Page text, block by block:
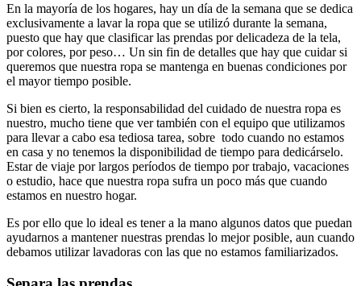
En la mayoría de los hogares, hay un día de la semana que se dedica
exclusivamente a lavar la ropa que se utilizó durante la semana,
puesto que hay que clasificar las prendas por delicadeza de la tela,
por colores, por peso… Un sin fin de detalles que hay que cuidar si
queremos que nuestra ropa se mantenga en buenas condiciones por
el mayor tiempo posible.
Si bien es cierto, la responsabilidad del cuidado de nuestra ropa es
nuestro, mucho tiene que ver también con el equipo que utilizamos
para llevar a cabo esa tediosa tarea, sobre todo cuando no estamos
en casa y no tenemos la disponibilidad de tiempo para dedicárselo.
Estar de viaje por largos períodos de tiempo por trabajo, vacaciones
o estudio, hace que nuestra ropa sufra un poco más que cuando
estamos en nuestro hogar.
Es por ello que lo ideal es tener a la mano algunos datos que puedan
ayudarnos a mantener nuestras prendas lo mejor posible, aun cuando
debamos utilizar lavadoras con las que no estamos familiarizados.